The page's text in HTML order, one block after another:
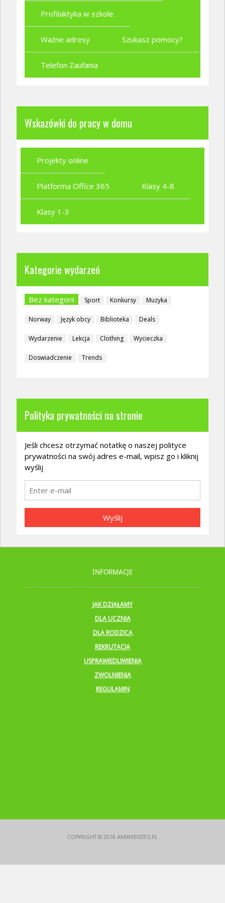
Profilaktyka w szkole
Ważne adresy Szukasz pomocy?
Telefon Zaufania
Wskazówki do pracy w domu
Projekty online
Platforma Office 365 Klasy 4-8
Klasy 1-3
Kategorie wydarzeń
Bez kategorii Sport Konkursy Muzyka
Norway Język obcy Biblioteka Deals
Wydarzenie Lekcja Clothing Wycieczka
Doswiadczenie Trends
Polityka prywatności na stronie
Jeśli chcesz otrzymać notatkę o naszej polityce
prywatności na swój adres e-mail, wpisz go i kliknij
wyślij
Wyślij
INFORMACJE
JAK DZIAŁAMY
DLA UCZNIA
DLA RODZICA
REKRUTACJA
USPRAWIEDLIWIENIA
ZWOLNIENIA
REGULAMIN
COPYRIGHT © 2018 AMWEBSITES.PL